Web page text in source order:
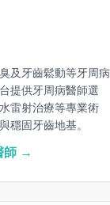
及牙齒鬆動等牙周病
提供牙周病醫師選
雷射治療等專業術
穩固牙齒地基。
師 →